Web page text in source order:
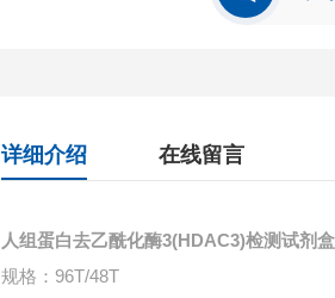
详细介绍 在线留言
人组蛋白去乙酰化酶3(HDAC3)检测试剂盒
规格：96T/48T